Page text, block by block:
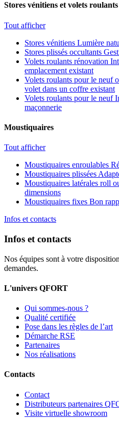
Stores vénitiens et volets roulants
Tout afficher
Stores vénitiens Lumière
Stores plissés occultants
Volets roulants rénovation
emplacement existant
Volets roulants pour le neuf
volet dans un coffre existant
Volets roulants pour le neuf
maçonnerie
Moustiquaires
Tout afficher
Moustiquaires enroulables
Moustiquaires plissées
Moustiquaires latérales roll
dimensions
Moustiquaires fixes Bon
Infos et contacts
Infos et contacts
Nos équipes sont à votre
demandes.
L'univers QFORT
Qui sommes-nous ?
Qualité certifiée
Pose dans les règles de l’art
Démarche RSE
Partenaires
Nos réalisations
Contacts
Contact
Distributeurs partenaires
Visite virtuelle showroom